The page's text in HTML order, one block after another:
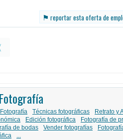
⚑ reportar esta oferta de
Técnicas fotográficas Retrato y
Edición fotográfica Fotografía de
de bodas Vender fotografías
...